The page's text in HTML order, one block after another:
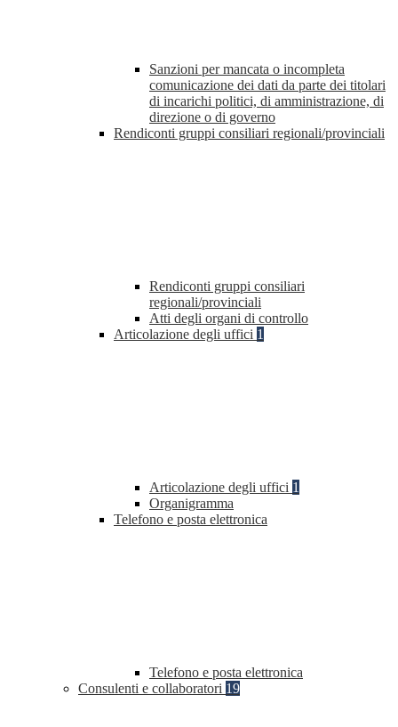
Sanzioni per mancata o incompleta
comunicazione dei dati da parte dei titolari
di incarichi politici, di amministrazione, di
direzione o di governo
Rendiconti gruppi consiliari regionali/provinciali
Rendiconti gruppi consiliari
regionali/provinciali
Atti degli organi di controllo
Articolazione degli uffici 1
Articolazione degli uffici 1
Organigramma
Telefono e posta elettronica
Telefono e posta elettronica
Consulenti e collaboratori 19